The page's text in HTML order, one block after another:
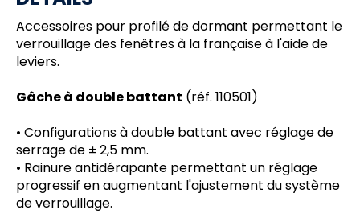
Accessoires pour profilé de dormant permettant le
verrouillage des fenêtres à la française à l'aide de
leviers.
Gâche à double battant (réf. 110501)
• Configurations à double battant avec réglage de
serrage de ± 2,5 mm.
• Rainure antidérapante permettant un réglage
progressif en augmentant l'ajustement du système
de verrouillage.